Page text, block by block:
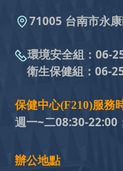
71005 台南市永
環境安全組： 06-
衛生保健組： 06-
保健中心(F210)服務
週一~二08:30-22:00
辦公地點